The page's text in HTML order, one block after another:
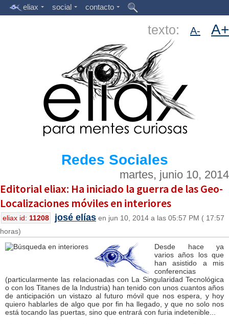
eliax social contacto
texto: A- A+
Redes Sociales
martes, junio 10, 2014
Editorial eliax: Ha iniciado la guerra de las Geo-
Localizaciones móviles en interiores
eliax id: 11208 josé elías en jun 10, 2014 a las 05:57 PM ( 17:57
horas)
Desde hace ya
varios años los que
han asistido a mis
conferencias
(particularmente las relacionadas con La Singularidad Tecnológica
o con los Titanes de la Industria) han tenido con unos cuantos años
de anticipación un vistazo al futuro móvil que nos espera, y hoy
quiero hablarles de algo que por fin ha llegado, y que no solo nos
está tocando las puertas, sino que entrará con furia indetenible...